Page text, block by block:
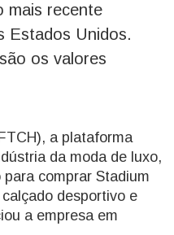
mais recente
Estados Unidos.
os valores
a plataforma
da moda de luxo,
comprar Stadium
desportivo e
a empresa em